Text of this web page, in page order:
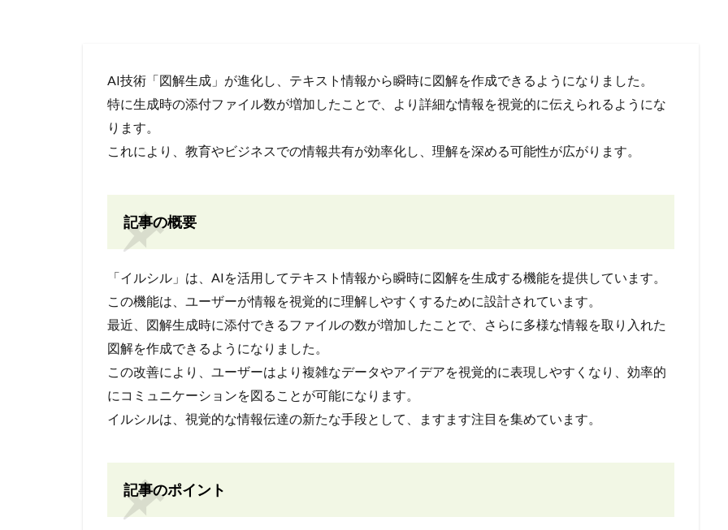
AI技術「図解生成」が進化し、テキスト情報から瞬時に図解を作成できるようになりました。
特に生成時の添付ファイル数が増加したことで、より詳細な情報を視覚的に伝えられるようにな
ります。
これにより、教育やビジネスでの情報共有が効率化し、理解を深める可能性が広がります。
記事の概要
「イルシル」は、AIを活用してテキスト情報から瞬時に図解を生成する機能を提供しています。
この機能は、ユーザーが情報を視覚的に理解しやすくするために設計されています。
最近、図解生成時に添付できるファイルの数が増加したことで、さらに多様な情報を取り入れた
図解を作成できるようになりました。
この改善により、ユーザーはより複雑なデータやアイデアを視覚的に表現しやすくなり、効率的
にコミュニケーションを図ることが可能になります。
イルシルは、視覚的な情報伝達の新たな手段として、ますます注目を集めています。
記事のポイント